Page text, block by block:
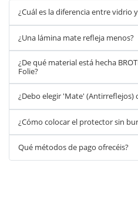
¿Cuál es la diferencia entre vidrio
¿Una lámina mate refleja menos?
¿De qué material está hecha
Folie?
¿Debo elegir 'Mate' (Antirreflejos)
¿Cómo colocar el protector sin
Qué métodos de pago ofrecéis?